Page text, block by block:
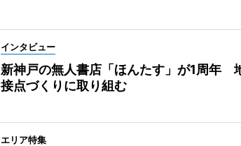
インタビュー
新神戸の無人書店「ほんたす」が1周年
接点づくりに取り組む
エリア特集